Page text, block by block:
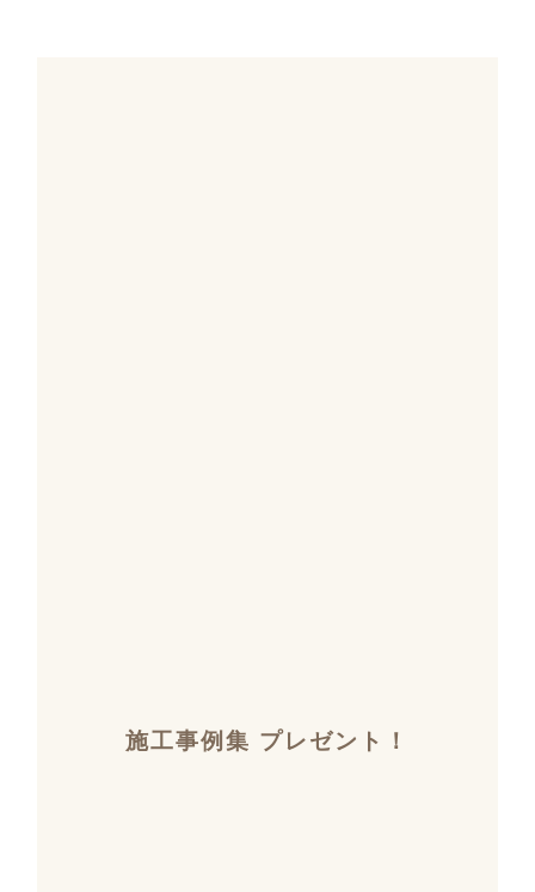
施工事例集 プレゼント！